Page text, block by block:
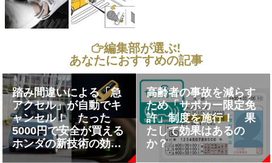
編集部が選ぶ!
あなたにおすすめの記事
踏み間違いによる「急
アクセル」が自動でキ
ャンセル！ たった
5000円で安全が買える
ホンダの新技術の効果
が凄い
高齢者の事故を減らす
ため「サポカー限定免
許」制度を施行！ 果
たして効果はあるの
か？